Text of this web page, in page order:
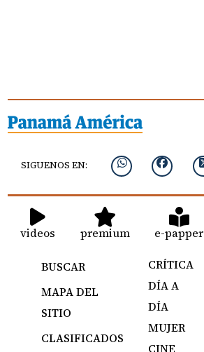
SIGUENOS EN:
videos premium e-papper
BUSCAR
MAPA DEL
SITIO
CLASIFICADOS
CRÍTICA
DÍA A
DÍA
MUJER
CINE